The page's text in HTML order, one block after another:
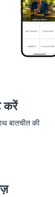
करें
बातचीत की